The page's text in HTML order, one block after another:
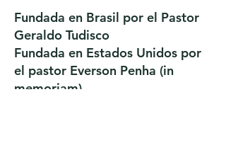
Fundada en Brasil por el Pastor
Geraldo Tudisco
Fundada en Estados Unidos por
el pastor Everson Penha ​(in
memoriam)